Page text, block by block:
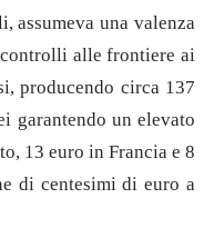
assumeva una valenza
controlli alle frontiere ai
producendo circa 137
garantendo un elevato
13 euro in Francia e 8
di centesimi di euro a